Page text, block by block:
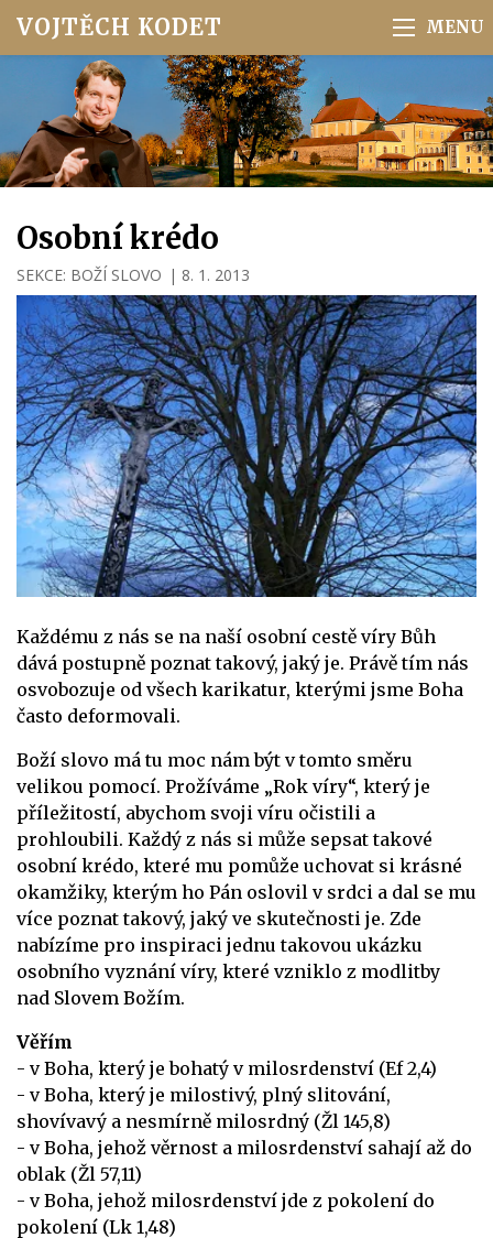
VOJTĚCH KODET
Osobní krédo
SEKCE: BOŽÍ SLOVO | 8. 1. 2013
Každému z nás se na naší osobní cestě víry Bůh
dává postupně poznat takový, jaký je. Právě tím nás
osvobozuje od všech karikatur, kterými jsme Boha
často deformovali.
Boží slovo má tu moc nám být v tomto směru
velikou pomocí. Prožíváme „Rok víry“, který je
příležitostí, abychom svoji víru očistili a
prohloubili. Každý z nás si může sepsat takové
osobní krédo, které mu pomůže uchovat si krásné
okamžiky, kterým ho Pán oslovil v srdci a dal se mu
více poznat takový, jaký ve skutečnosti je. Zde
nabízíme pro inspiraci jednu takovou ukázku
osobního vyznání víry, které vzniklo z modlitby
nad Slovem Božím.
Věřím
- v Boha, který je bohatý v milosrdenství (Ef 2,4)
- v Boha, který je milostivý, plný slitování,
shovívavý a nesmírně milosrdný (Žl 145,8)
- v Boha, jehož věrnost a milosrdenství sahají až do
oblak (Žl 57,11)
- v Boha, jehož milosrdenství jde z pokolení do
pokolení (Lk 1,48)